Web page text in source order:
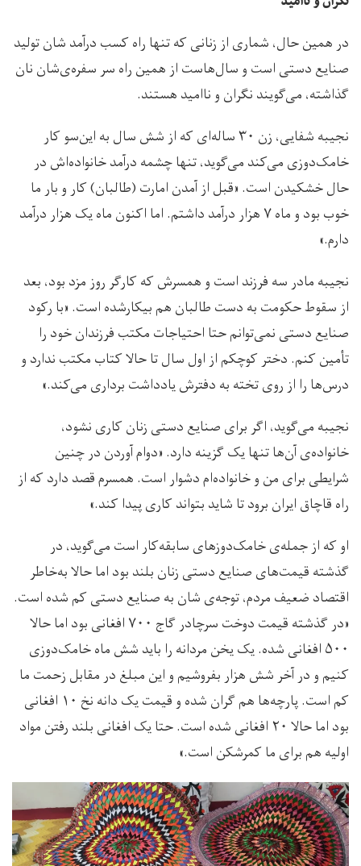
در همین حال، شماری از زنانی که تنها راه کسب درآمد شان تولید
صنایع دستی است و سال‌هاست از همین راه سر سفره‌ی‌شان نان
گذاشته، می‌گویند نگران و ناامید هستند.
نجیبه شفایی، زن ۳۰ ساله‌‌ای که از شش سال به این‌سو کار
خامک‌دوزی می‌کند می‌گوید، تنها چشمه درآمد خانواده‌اش در
حال خشکیدن است. «قبل از آمدن امارت (طالبان) کار و بار ما
خوب بود و ماه ۷ هزار درآمد داشتم. اما اکنون ماه یک هزار درآمد
دارم.»
نجیبه مادر سه فرزند است و همسرش که کارگر روز مزد بود، بعد
از سقوط حکومت به دست طالبان هم بیکارشده است. «با رکود
صنایع دستی نمی‌توانم حتا احتیاجات مکتب فرزندان خود را
تأمین کنم. دختر کوچکم از اول سال تا حالا کتاب مکتب ندارد و
درس‌ها را از روی تخته به دفترش یادداشت برداری می‌کند.»
نجیبه می‌گوید، اگر برای صنایع دستی زنان کاری نشود،
خانواده‌ی آن‌ها تنها یک گزینه دارد. «دوام آوردن در چنین
شرایطی برای من و خانواده‌ام دشوار است. همسرم قصد دارد که از
راه قاچاق ایران برود تا شاید بتواند کاری پیدا کند.»
او که از جمله‌ی خامک‌دوزهای سابقه‌کار است می‌گوید، در
گذشته قیمت‌های صنایع دستی زنان بلند بود اما حالا به‌خاطر
اقتصاد ضعیف مردم، توجه‌ی شان به صنایع دستی کم شده است.
«در گذشته قیمت دوخت سرچادر گاج ۷۰۰ افغانی بود اما حالا
۵۰۰ افغانی شده. یک یخن مردانه را باید شش ماه خامک‌دوزی
کنیم و در آخر شش هزار بفروشیم و این مبلغ در مقابل زحمت ما
کم است. پارچه‌ها هم گران شده و قیمت یک دانه نخ ۱۰ افغانی
بود اما حالا ۲۰ افغانی شده‌ است. حتا یک افغانی بلند رفتن مواد
اولیه هم برای ما کمر‌شکن است.»